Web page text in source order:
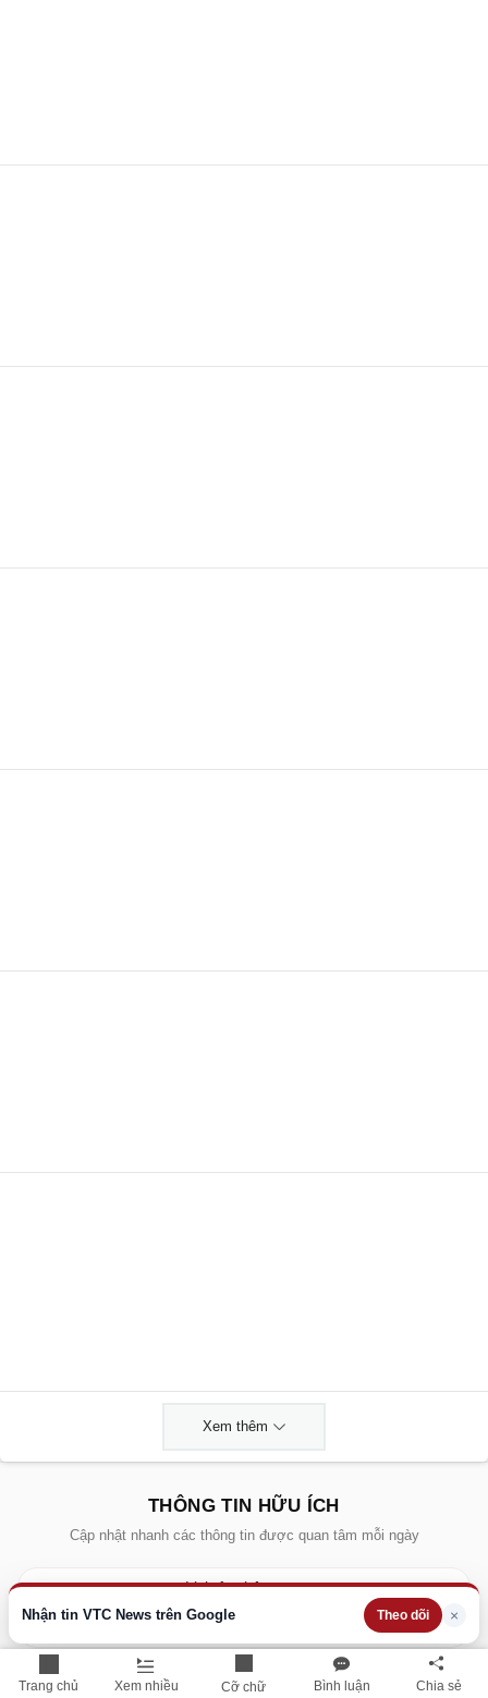
Trang chủ Xem nhiều Cỡ chữ Bình luận Chia sẻ
Nhận tin VTC News trên Google Theo dõi ×
Xem thêm
THÔNG TIN HỮU ÍCH
Cập nhật nhanh các thông tin được quan tâm mỗi ngày
Lịch âm hôm nay
Dự báo thời tiết hôm nay